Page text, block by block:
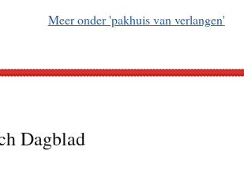
Meer onder 'pakhuis van verlangen'
Dagblad